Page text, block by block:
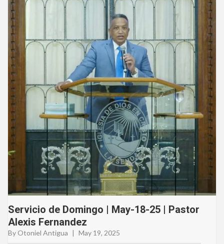
Servicio de Domingo | May-18-25 | Pastor
Alexis Fernandez
By Otoniel Antigua | May 19, 2025